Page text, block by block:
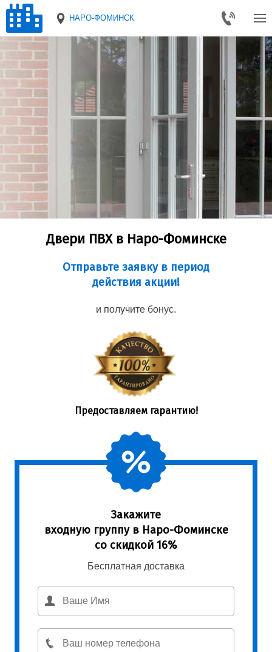
НАРО-ФОМИНСК
Двери ПВХ в Наро-Фоминске
Отправьте заявку в период
действия акции!
и получите бонус.
Предоставляем гарантию!
Закажите
входную группу в Наро-Фоминске
со скидкой 16%
Бесплатная доставка